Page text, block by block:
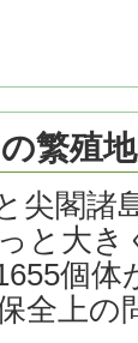
繁殖
尖閣諸
と大き
個
全上の